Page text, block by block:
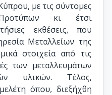
με τις σύντομες
κι έτσι
εκθέσεις, που
Μεταλλείων της
στοιχεία από τις
των μεταλλευμάτων
υλικών. Τέλος,
όπου, διεξήχθη